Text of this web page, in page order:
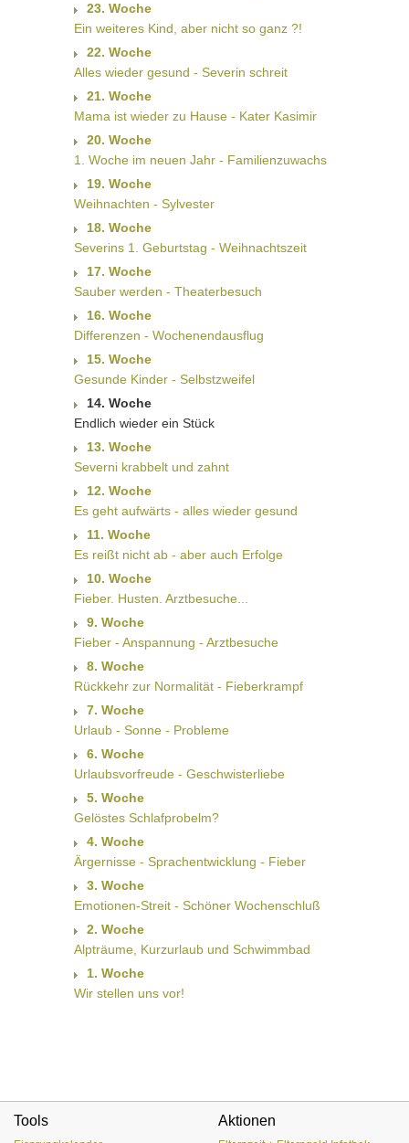
23. Woche
Ein weiteres Kind, aber nicht so ganz ?!
22. Woche
Alles wieder gesund - Severin schreit
21. Woche
Mama ist wieder zu Hause - Kater Kasimir
20. Woche
1. Woche im neuen Jahr - Familienzuwachs
19. Woche
Weihnachten - Sylvester
18. Woche
Severins 1. Geburtstag - Weihnachtszeit
17. Woche
Sauber werden - Theaterbesuch
16. Woche
Differenzen - Wochenendausflug
15. Woche
Gesunde Kinder - Selbstzweifel
14. Woche
Endlich wieder ein Stück
13. Woche
Severni krabbelt und zahnt
12. Woche
Es geht aufwärts - alles wieder gesund
11. Woche
Es reißt nicht ab - aber auch Erfolge
10. Woche
Fieber. Husten. Arztbesuche...
9. Woche
Fieber - Anspannung - Arztbesuche
8. Woche
Rückkehr zur Normalität - Fieberkrampf
7. Woche
Urlaub - Sonne - Probleme
6. Woche
Urlaubsvorfreude - Geschwisterliebe
5. Woche
Gelöstes Schlafprobelm?
4. Woche
Ärgernisse - Sprachentwicklung - Fieber
3. Woche
Emotionen-Streit - Schöner Wochenschluß
2. Woche
Alpträume, Kurzurlaub und Schwimmbad
1. Woche
Wir stellen uns vor!
Tools Aktionen